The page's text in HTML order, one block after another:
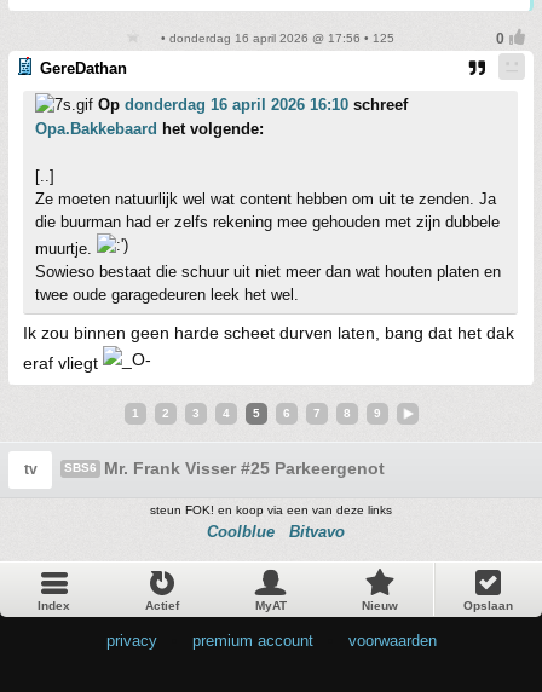
• donderdag 16 april 2026 @ 17:56 • 125
GereDathan
Op donderdag 16 april 2026 16:10 schreef
Opa.Bakkebaard het volgende:
[..]
Ze moeten natuurlijk wel wat content hebben om uit te zenden. Ja
die buurman had er zelfs rekening mee gehouden met zijn dubbele
muurtje.
Sowieso bestaat die schuur uit niet meer dan wat houten platen en
twee oude garagedeuren leek het wel.
Ik zou binnen geen harde scheet durven laten, bang dat het dak
eraf vliegt
1 2 3 4 5 6 7 8 9
tv SBS6 Mr. Frank Visser #25 Parkeergenot
steun FOK! en koop via een van deze links
Coolblue Bitvavo
Index Actief MyAT Nieuw Opslaan
privacy premium account voorwaarden